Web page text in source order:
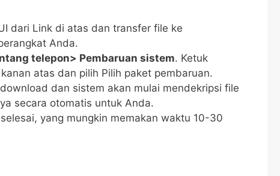
dari Link di atas dan transfer file ke
Anda.
telepon> Pembaruan sistem. Ketuk
atas dan pilih Pilih paket pembaruan.
dan sistem akan mulai mendekripsi file
secara otomatis untuk Anda.
yang mungkin memakan waktu 10-30